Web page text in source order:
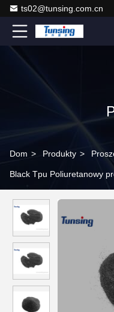
ts02@tunsing.com.cn
Dom > Produkty >
Black Tpu Poliuretanowy